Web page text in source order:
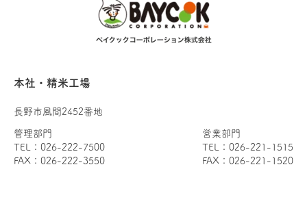
本社・精米工場
長野市風間2452番地
管理部門
TEL：026-222-7500
FAX：026-222-3550
営業部門
TEL：026-221-1515
FAX：026-221-1520